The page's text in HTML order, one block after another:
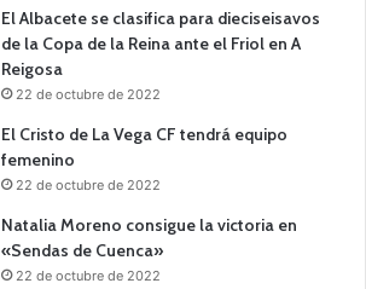
El Albacete se clasifica para dieciseisavos
de la Copa de la Reina ante el Friol en A
Reigosa
22 de octubre de 2022
El Cristo de La Vega CF tendrá equipo
femenino
22 de octubre de 2022
Natalia Moreno consigue la victoria en
«Sendas de Cuenca»
22 de octubre de 2022